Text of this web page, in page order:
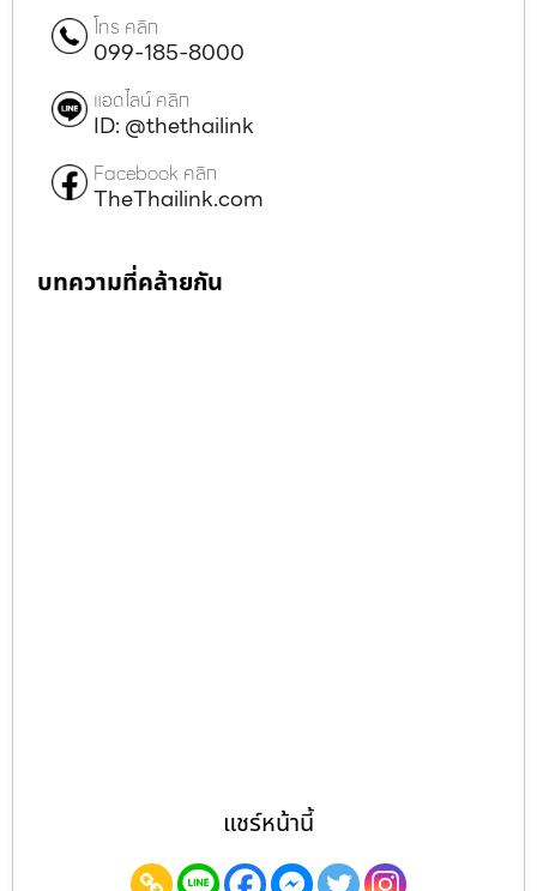
โทร คลิก
099-185-8000
แอดไลน์ คลิก
ID: @thethailink
Facebook คลิก
TheThailink.com
บทความที่คล้ายกัน
แชร์หน้านี้